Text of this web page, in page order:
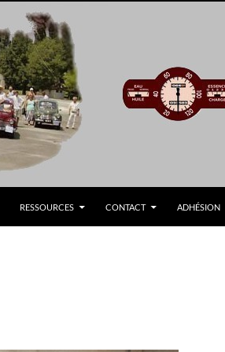
RESSOURCES CONTACT ADHÉSION